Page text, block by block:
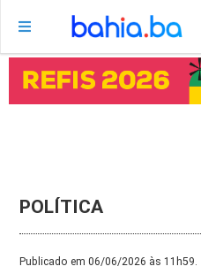
POLÍTICA
Publicado em 06/06/2026 às 11h59.